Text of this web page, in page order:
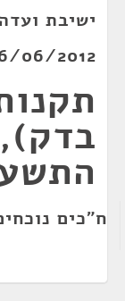
06/2012
בדק),
ח"כים